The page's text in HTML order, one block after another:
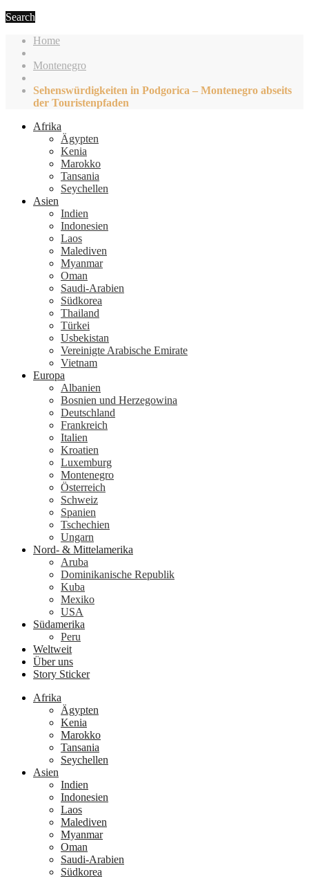
Search
Home
Montenegro
Sehenswürdigkeiten in Podgorica – Montenegro abseits
der Touristenpfaden
Afrika
Ägypten
Kenia
Marokko
Tansania
Seychellen
Asien
Indien
Indonesien
Laos
Malediven
Myanmar
Oman
Saudi-Arabien
Südkorea
Thailand
Türkei
Usbekistan
Vereinigte Arabische Emirate
Vietnam
Europa
Albanien
Bosnien und Herzegowina
Deutschland
Frankreich
Italien
Kroatien
Luxemburg
Montenegro
Österreich
Schweiz
Spanien
Tschechien
Ungarn
Nord- & Mittelamerika
Aruba
Dominikanische Republik
Kuba
Mexiko
USA
Südamerika
Peru
Weltweit
Über uns
Story Sticker
Afrika
Ägypten
Kenia
Marokko
Tansania
Seychellen
Asien
Indien
Indonesien
Laos
Malediven
Myanmar
Oman
Saudi-Arabien
Südkorea